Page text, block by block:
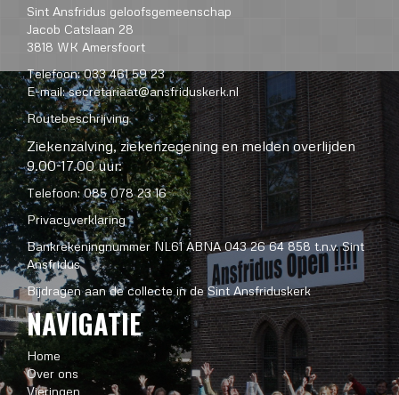
Sint Ansfridus geloofsgemeenschap
Jacob Catslaan 28
3818 WK Amersfoort
Telefoon: 033 461 59 23
E-mail:secretariaat@ansfriduskerk.nl
Routebeschrijving
Ziekenzalving, ziekenzegening en melden overlijden
9.00-17.00 uur:
Telefoon: 085 078 23 16
Privacyverklaring
Bankrekeningnummer NL61 ABNA 043 26 64 858 t.n.v. Sint
Ansfridus
Bijdragen aan de collecte in de Sint Ansfriduskerk
NAVIGATIE
Home
Over ons
Vieringen